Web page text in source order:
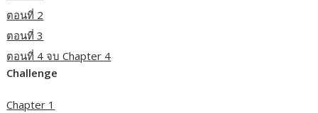
ตอนที่ 2
ตอนที่ 3
ตอนที่ 4 จบ Chapter 4
Challenge
Chapter 1